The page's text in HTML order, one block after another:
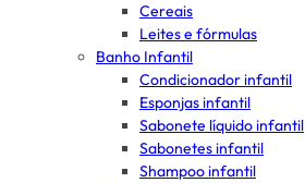
Cereais
Leites e fórmulas
Banho Infantil
Condicionador infantil
Esponjas infantil
Sabonete líquido infantil
Sabonetes infantil
Shampoo infantil